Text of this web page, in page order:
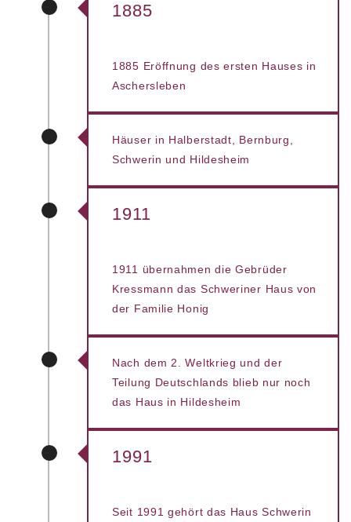
1885
1885 Eröffnung des ersten Hauses in
Aschersleben
Häuser in Halberstadt, Bernburg,
Schwerin und Hildesheim
1911
1911 übernahmen die Gebrüder
Kressmann das Schweriner Haus von
der Familie Honig
Nach dem 2. Weltkrieg und der
Teilung Deutschlands blieb nur noch
das Haus in Hildesheim
1991
Seit 1991 gehört das Haus Schwerin